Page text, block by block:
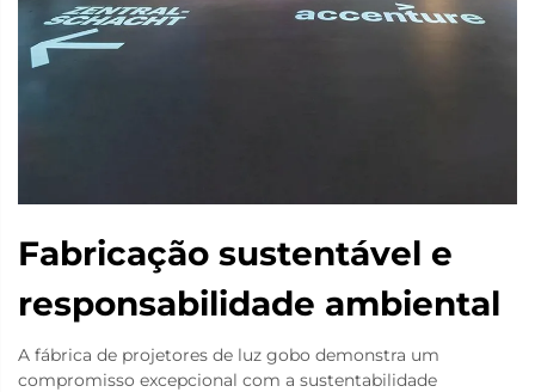
Fabricação sustentável e
responsabilidade ambiental
A fábrica de projetores de luz gobo demonstra um
compromisso excepcional com a sustentabilidade